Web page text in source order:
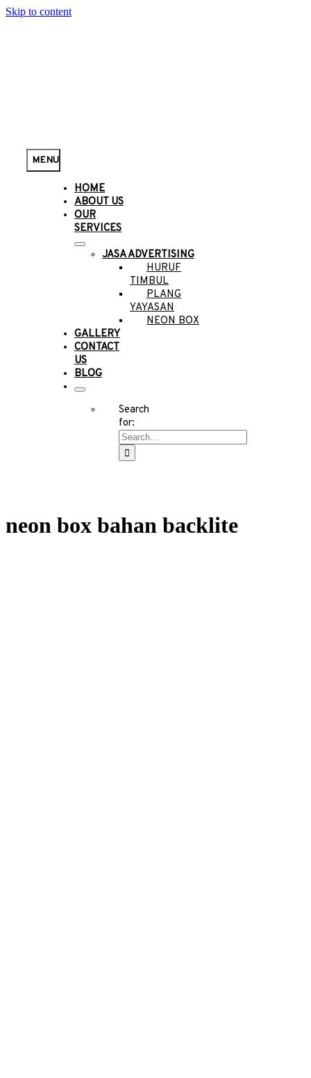
Skip to content
MENU
HOME
ABOUT US
OUR
SERVICES
JASA ADVERTISING
HURUF
TIMBUL
PLANG
YAYASAN
NEON BOX
GALLERY
CONTACT
US
BLOG
Search
for:
neon box bahan backlite